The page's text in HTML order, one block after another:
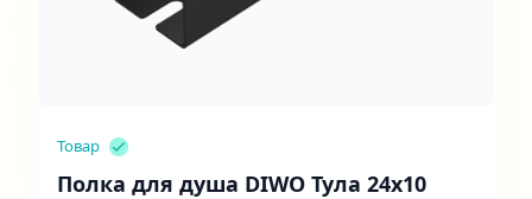
Товар
Полка для душа DIWO Тула 24x10